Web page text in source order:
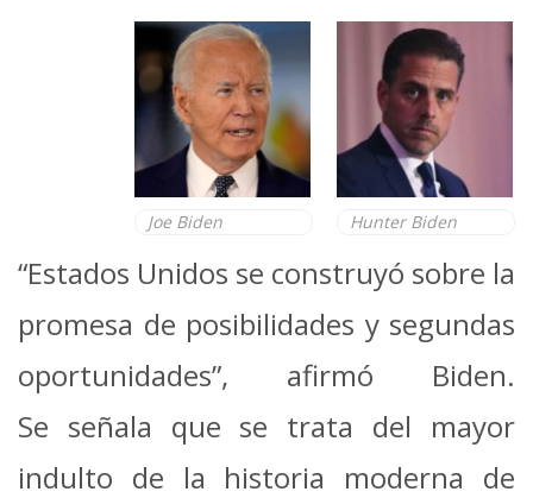
Hunter Biden
Joe Biden
“Estados Unidos se construyó sobre la
promesa de posibilidades y segundas
oportunidades”, afirmó Biden.
Se señala que se trata del mayor
indulto de la historia moderna de